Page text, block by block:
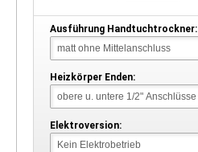
Ausführung Handtuchtrockner:
Heizkörper Enden:
Elektroversion: